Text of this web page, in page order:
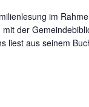
im
mit der
liest aus seinem